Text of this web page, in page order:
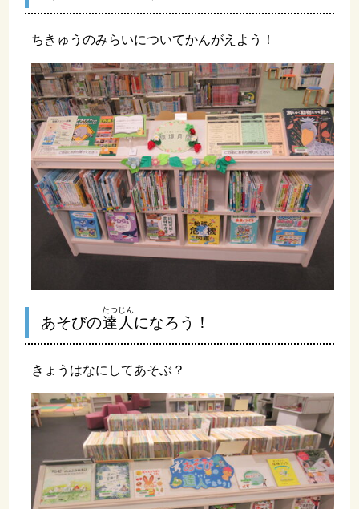
ちきゅうのみらいについてかんがえよう！
あそびの達人
たつじん
になろう！
きょうはなにしてあそぶ？